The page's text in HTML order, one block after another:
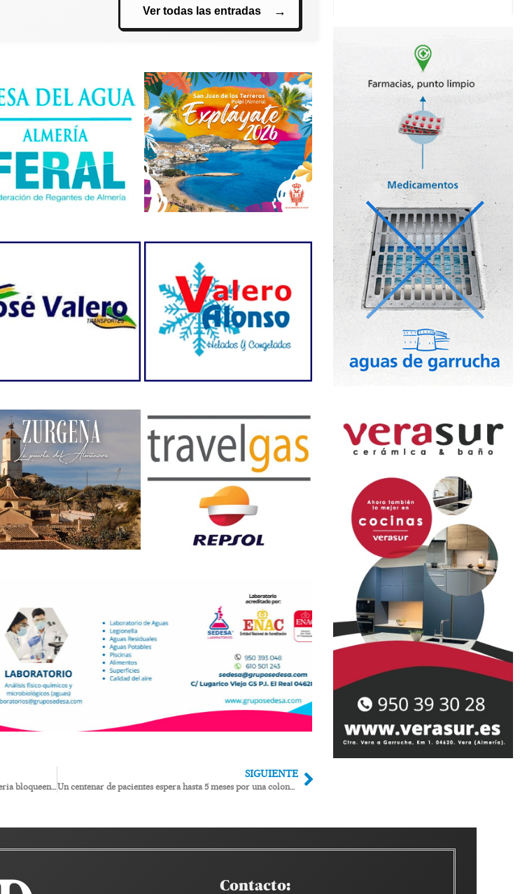
Ver todas las entradas
El PSOE de Turre denuncia que los aseos de la feria bloqueen la vía pública 9 días después del fin de las fiestas
SIGUIENTE
Un centenar de pacientes espera hasta 5 meses por una colonoscopia que debería hacerse en 30 días
Contacto: